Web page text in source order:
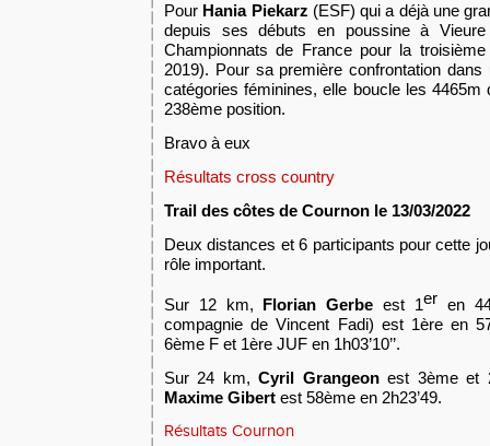
Pour Hania Piekarz (ESF) qui a déjà une
depuis ses débuts en poussine à
Championnats de France pour la
2019). Pour sa première confrontation
catégories féminines, elle boucle les 4465m
238ème position.
Bravo à eux
Résultats cross country
Trail des côtes de Cournon le 13/03/2022
Deux distances et 6 participants pour cette
rôle important.
Sur 12 km, Florian Gerbeest 1er en
compagnie de Vincent Fadi) est 1ère en
6ème F et 1ère JUF en 1h03’10’’.
Sur 24 km,Cyril Grangeonest 3ème et
Maxime Gibert est 58ème en 2h23’49.
Résultats Cournon